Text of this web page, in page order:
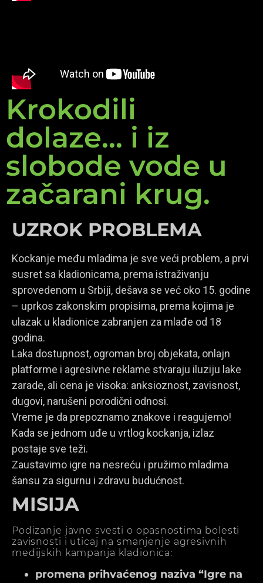
Krokodili
dolaze... i iz
slobode vode u
začarani krug.
UZROK PROBLEMA
Kockanje među mladima je sve veći problem, a prvi
susret sa kladionicama, prema istraživanju
sprovedenom u Srbiji, dešava se već oko 15. godine
– uprkos zakonskim propisima, prema kojima je
ulazak u kladionice zabranjen za mlađe od 18
godina.
Laka dostupnost, ogroman broj objekata, onlajn
platforme i agresivne reklame stvaraju iluziju lake
zarade, ali cena je visoka: anksioznost, zavisnost,
dugovi, narušeni porodični odnosi.
Vreme je da prepoznamo znakove i reagujemo!
Kada se jednom uđe u vrtlog kockanja, izlaz
postaje sve teži.
Zaustavimo igre na nesreću i pružimo mladima
šansu za sigurnu i zdravu budućnost.
MISIJA
Podizanje javne svesti o opasnostima bolesti
zavisnosti i uticaj na smanjenje agresivnih
medijskih kampanja kladionica:
promena prihvaćenog naziva “Igre na